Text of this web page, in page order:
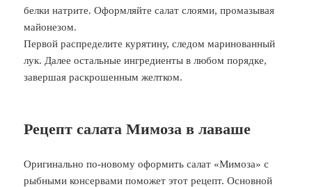
белки натрите. Оформляйте салат слоями, промазывая
майонезом.
Первой распределите курятину, следом маринованный
лук. Далее остальные ингредиенты в любом порядке,
завершая раскрошенным желтком.
Рецепт салата Мимоза в лаваше
Оригинально по-новому оформить салат «Мимоза» с
рыбными консервами поможет этот рецепт. Основной